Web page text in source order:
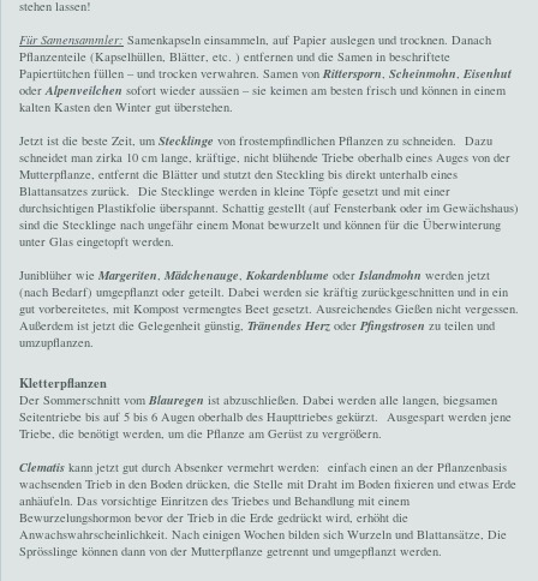
stehen lassen!
Für Samensammler: Samenkapseln einsammeln, auf Papier auslegen und trocknen. Danach
Pflanzenteile (Kapselhüllen, Blätter, etc. ) entfernen und die Samen in beschriftete
Papiertütchen füllen – und trocken verwahren. Samen von Rittersporn Scheinmohn Eisenhut
oder Alpenveilchen sofort wieder aussäen – sie keimen am besten frisch und können in einem
kalten Kasten den Winter gut überstehen.
Jetzt ist die beste Zeit, um Stecklinge von frostempfindlichen Pflanzen zu schneiden. Dazu
schneidet man zirka 10 cm lange, kräftige, nicht blühende Triebe oberhalb eines Auges von der
Mutterpflanze, entfernt die Blätter und stutzt den Steckling bis direkt unterhalb eines
Blattansatzes zurück. Die Stecklinge werden in kleine Töpfe gesetzt und mit einer
durchsichtigen Plastikfolie überspannt. Schattig gestellt (auf Fensterbank oder im Gewächshaus)
sind die Stecklinge nach ungefähr einem Monat bewurzelt und können für die Überwinterung
unter Glas eingetopft werden.
Juniblüher wie Margeriten Mädchenauge Kokardenblume oder Islandmohn werden jetzt
(nach Bedarf) umgepflanzt oder geteilt. Dabei werden sie kräftig zurückgeschnitten und in ein
gut vorbereitetes, mit Kompost vermengtes Beet gesetzt. Ausreichendes Gießen nicht vergessen.
Außerdem ist jetzt die Gelegenheit günstig, Tränendes Herz oder Pfingstrosen zu teilen und
umzupflanzen.
Kletterpflanzen
Der Sommerschnitt vom Blauregen ist abzuschließen. Dabei werden alle langen, biegsamen
Seitentriebe bis auf 5 bis 6 Augen oberhalb des Haupttriebes gekürzt. Ausgespart werden jene
Triebe, die benötigt werden, um die Pflanze am Gerüst zu vergrößern.
Clematis kann jetzt gut durch Absenker vermehrt werden: einfach einen an der Pflanzenbasis
wachsenden Trieb in den Boden drücken, die Stelle mit Draht im Boden fixieren und etwas Erde
anhäufeln. Das vorsichtige Einritzen des Triebes und Behandlung mit einem
Bewurzelungshormon bevor der Trieb in die Erde gedrückt wird, erhöht die
Anwachswahrscheinlichkeit. Nach einigen Wochen bilden sich Wurzeln und Blattansätze, Die
Sprösslinge können dann von der Mutterpflanze getrennt und umgepflanzt werden.